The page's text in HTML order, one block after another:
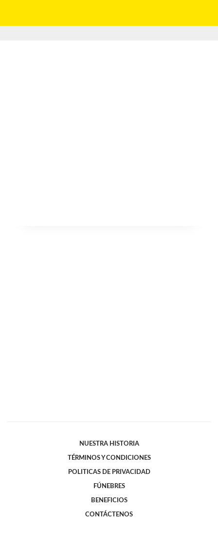
NUESTRA HISTORIA
TÉRMINOS Y CONDICIONES
POLITICAS DE PRIVACIDAD
FÚNEBRES
BENEFICIOS
CONTÁCTENOS